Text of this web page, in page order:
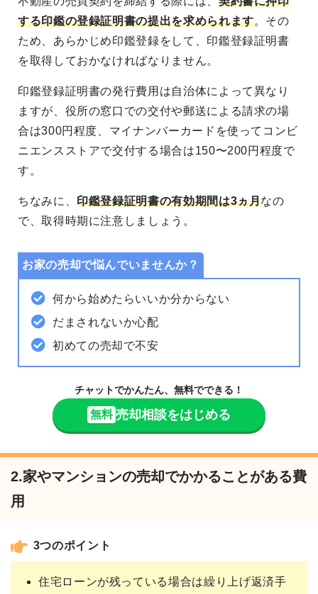
する印鑑の登録証明書の提出を求められます。その
ため、あらかじめ印鑑登録をして、印鑑登録証明書
を取得しておかなければなりません。
印鑑登録証明書の発行費用は自治体によって異なり
ますが、役所の窓口での交付や郵送による請求の場
合は300円程度、マイナンバーカードを使ってコンビ
ニエンスストアで交付する場合は150〜200円程度で
す。
ちなみに、印鑑登録証明書の有効期間は3ヵ月なの
で、取得時期に注意しましょう。
お家の売却で悩んでいませんか？
何から始めたらいいか分からない
だまされないか心配
初めての売却で不安
チャットでかんたん、無料でできる！
無料 売却相談をはじめる
2.家やマンションの売却でかかることがある費
用
3つのポイント
住宅ローンが残っている場合は繰り上げ返済手